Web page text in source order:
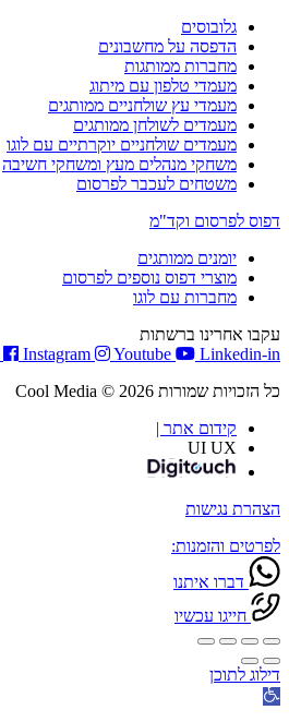
גלובוסים
הדפסה על מחשבונים
מחברות ממותגות
מעמדי טלפון עם מיתוג
מעמדי עץ שולחניים ממותגים
מעמדים לשולחן ממותגים
מעמדים שולחניים יוקרתיים עם לוגו
משחקי מנהלים מעץ ומשחקי חשיבה
משטחים לעכבר לפרסום
דפוס לפרסום וקד"מ
יומנים ממותגים
מוצרי דפוס נוספים לפרסום
מחברות עם לוגו
עקבו אחרינו ברשתות
Instagram Youtube
Linkedin-in
כל הזכויות שמורות Cool Media © 2026
קידום אתר |
UI UX
הצהרת נגישות
לפרטים והזמנות:
דברו איתנו
חייגו עכשיו
דילוג לתוכן
פתח